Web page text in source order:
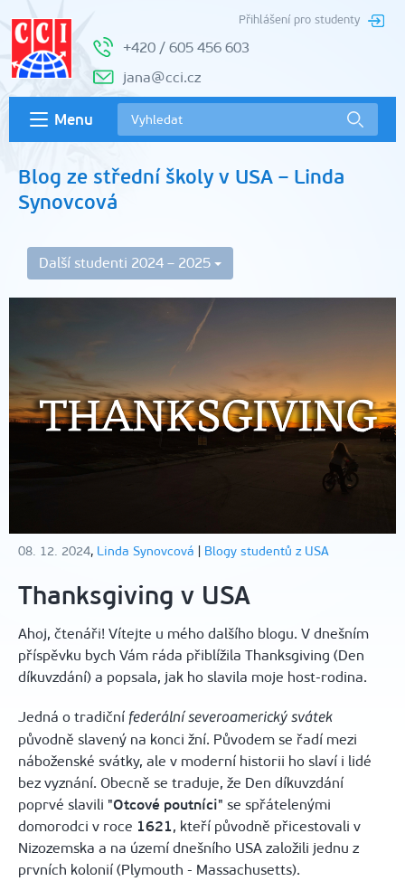
Přihlášení pro studenty
+420 / 605 456 603
jana@cci.cz
Menu
Blog ze střední školy v USA – Linda
Synovcová
Další studenti 2024 – 2025
08. 12. 2024, Linda Synovcová Blogy studentů z USA
Thanksgiving v USA
Ahoj, čtenáři! Vítejte u mého dalšího blogu. V dnešním
příspěvku bych Vám ráda přiblížila Thanksgiving (Den
díkuvzdání) a popsala, jak ho slavila moje host-rodina.
Jedná o tradiční federální severoamerický svátek
původně slavený na konci žní. Původem se řadí mezi
náboženské svátky, ale v moderní historii ho slaví i lidé
bez vyznání. Obecně se traduje, že Den díkuvzdání
poprvé slavili "Otcové poutníci" se spřátelenými
domorodci v roce 1621, kteří původně přicestovali v
Nizozemska a na území dnešního USA založili jednu z
prvních kolonií (Plymouth - Massachusetts).